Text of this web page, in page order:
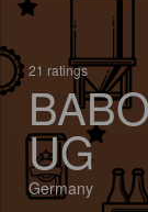
21 ratings
UG
Germany